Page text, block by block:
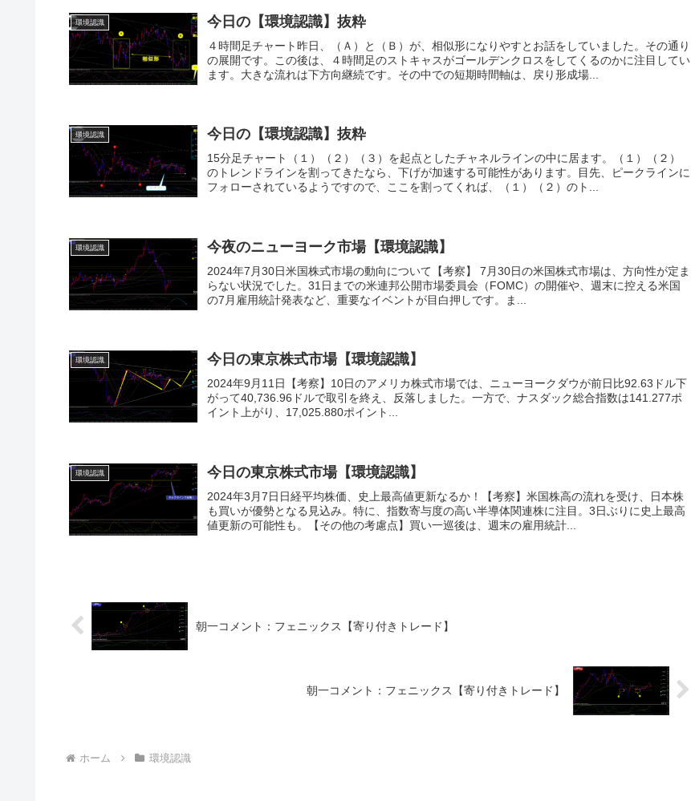
環境認識 今日の【環境認識】抜粋
４時間足チャート昨日、（Ａ）と（Ｂ）が、相似形になりやすとお話をしていました。その通り
の展開です。この後は、４時間足のストキャスがゴールデンクロスをしてくるのかに注目してい
ます。大きな流れは下方向継続です。その中での短期時間軸は、戻り形成場...
環境認識 今日の【環境認識】抜粋
15分足チャート（１）（２）（３）を起点としたチャネルラインの中に居ます。（１）（２）
のトレンドラインを割ってきたなら、下げが加速する可能性があります。目先、ピークラインに
フォローされているようですので、ここを割ってくれば、（１）（２）のト...
環境認識 今夜のニューヨーク市場【環境認識】
2024年7月30日米国株式市場の動向について【考察】 7月30日の米国株式市場は、方向性が定ま
らない状況でした。31日までの米連邦公開市場委員会（FOMC）の開催や、週末に控える米国
の7月雇用統計発表など、重要なイベントが目白押しです。ま...
環境認識 今日の東京株式市場【環境認識】
2024年9月11日【考察】10日のアメリカ株式市場では、ニューヨークダウが前日比92.63ドル下
がって40,736.96ドルで取引を終え、反落しました。一方で、ナスダック総合指数は141.277ポ
イント上がり、17,025.880ポイント...
環境認識 今日の東京株式市場【環境認識】
2024年3月7日日経平均株価、史上最高値更新なるか！【考察】米国株高の流れを受け、日本株
も買いが優勢となる見込み。特に、指数寄与度の高い半導体関連株に注目。3日ぶりに史上最高
値更新の可能性も。【その他の考慮点】買い一巡後は、週末の雇用統計...
朝一コメント：フェニックス【寄り付きトレード】
朝一コメント：フェニックス【寄り付きトレード】
ホーム 環境認識